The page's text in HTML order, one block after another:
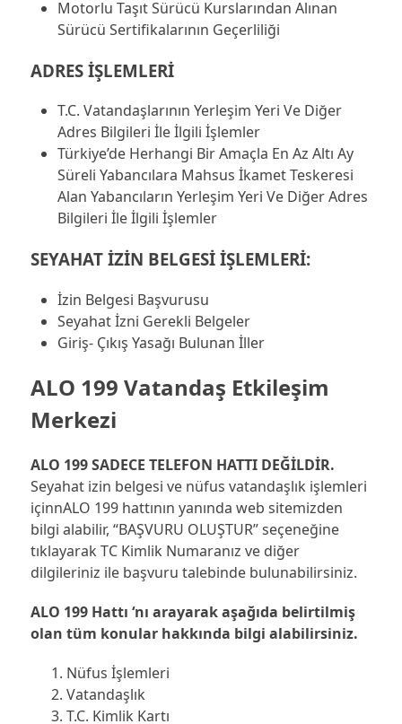
Motorlu Taşıt Sürücü Kurslarından Alınan
Sürücü Sertifikalarının Geçerliliği
ADRES İŞLEMLERİ
T.C. Vatandaşlarının Yerleşim Yeri Ve Diğer
Adres Bilgileri İle İlgili İşlemler
Türkiye’de Herhangi Bir Amaçla En Az Altı Ay
Süreli Yabancılara Mahsus İkamet Teskeresi
Alan Yabancıların Yerleşim Yeri Ve Diğer Adres
Bilgileri İle İlgili İşlemler
SEYAHAT İZİN BELGESİ İŞLEMLERİ:
İzin Belgesi Başvurusu
Seyahat İzni Gerekli Belgeler
Giriş- Çıkış Yasağı Bulunan İller
ALO 199 Vatandaş Etkileşim
Merkezi
ALO 199 SADECE TELEFON HATTI DEĞİLDİR.
Seyahat izin belgesi ve nüfus vatandaşlık işlemleri
içinnALO 199 hattının yanında web sitemizden
bilgi alabilir, “BAŞVURU OLUŞTUR” seçeneğine
tıklayarak TC Kimlik Numaranız ve diğer
dilgileriniz ile başvuru talebinde bulunabilirsiniz.
ALO 199 Hattı ‘nı arayarak aşağıda belirtilmiş
olan tüm konular hakkında bilgi alabilirsiniz.
Nüfus İşlemleri
Vatandaşlık
T.C. Kimlik Kartı